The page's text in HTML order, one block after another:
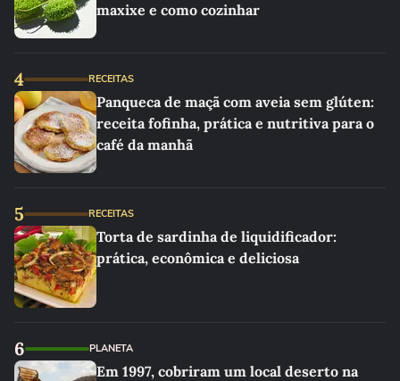
maxixe e como cozinhar
4 RECEITAS
Panqueca de maçã com aveia sem glúten:
receita fofinha, prática e nutritiva para o
café da manhã
5 RECEITAS
Torta de sardinha de liquidificador:
prática, econômica e deliciosa
6 PLANETA
Em 1997, cobriram um local deserto na